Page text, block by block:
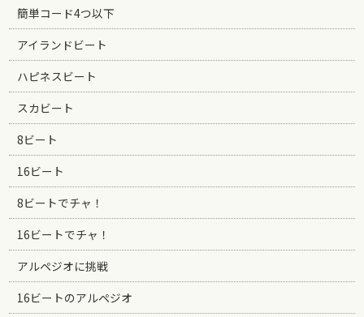
簡単コード4つ以下
アイランドビート
ハピネスビート
スカビート
8ビート
16ビート
8ビートでチャ！
16ビートでチャ！
アルペジオに挑戦
16ビートのアルペジオ